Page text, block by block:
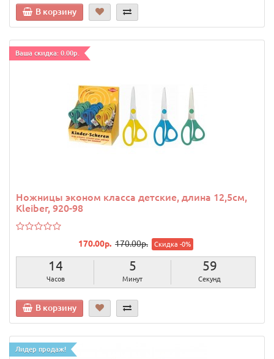
В корзину
Ваша скидка: 0.00р.
Ножницы эконом класса детские, длина 12,5см,
Kleiber, 920-98
170.00р. 170.00р. Скидка -0%
14
Часов
5
Минут
58
Секунд
В корзину
Лидер продаж!